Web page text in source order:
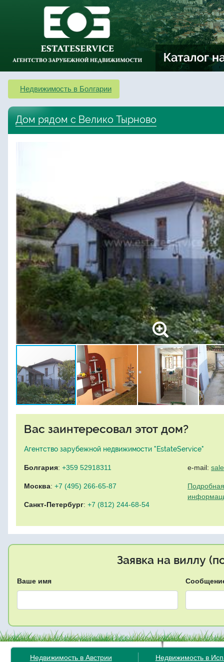
Недвижимость в Болгарии
Дом рядом с Велико Тырново
Вас заинтересовал этот дом?
Агентство зарубежной недвижимости "EstateService"
Болгария: +359 52918311
Москва: +7 (495) 266-65-87
Санкт-Петербург: +7 (812) 244-68-54
e-mail:
Заявка на виллу
Ваше имя
Недвижимость в Австрии
Недвижимость в